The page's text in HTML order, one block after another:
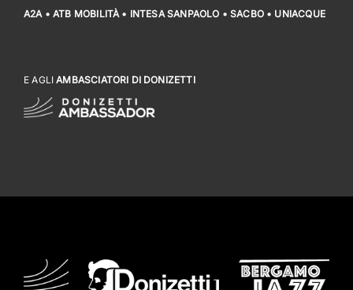
A2A • ATB MOBILITÀ • INTESA SANPAOLO • SACBO • UNIACQUE
E AGLIAMBASCIATORI DI DONIZETTI